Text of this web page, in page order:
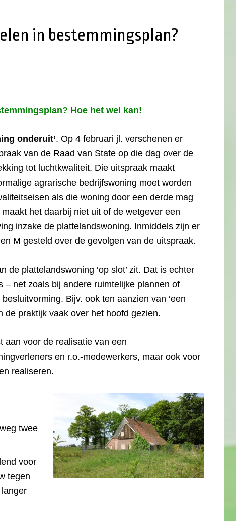
in bestemmingsplan?
Hoe het wel kan!
onderuit’. Op 4 februari jl. verschenen er
van de Raad van State op die dag over de
tot luchtkwaliteit. Die uitspraak maakt
agrarische bedrijfswoning moet worden
als die woning door een derde mag
het daarbij niet uit of de wetgever een
inzake de plattelandswoning. Inmiddels zijn er
M gesteld over de gevolgen van de uitspraak.
de plattelandswoning ‘op slot’ zit. Dat is echter
– net zoals bij andere ruimtelijke plannen of
Bijv. ook ten aanzien van ‘een
de praktijk vaak over het hoofd gezien.
aan voor de realisatie van een
en r.o.-medewerkers, maar ook voor
realiseren.
twee
voor
tegen